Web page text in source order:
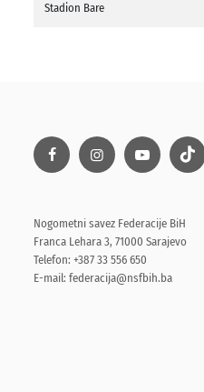
Stadion Bare
Nogometni savez Federacije BiH
Franca Lehara 3, 71000 Sarajevo
Telefon: +387 33 556 650
E-mail: federacija@nsfbih.ba